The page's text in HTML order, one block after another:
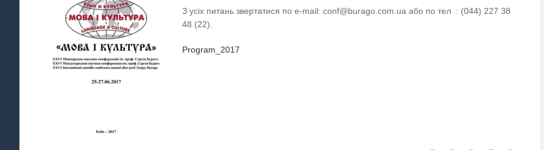
З усіх питань звертатися по e-mail: conf@burago.com.ua або по тел .: (044) 227 38
48 (22).
Program_2017